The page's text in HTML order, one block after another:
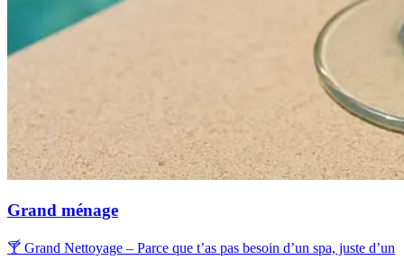
Grand ménage
🍸 Grand Nettoyage – Parce que t’as pas besoin d’un spa, juste d’un